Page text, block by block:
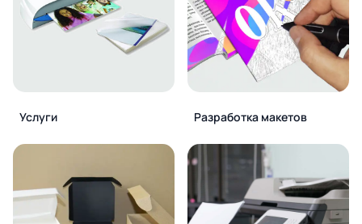
Услуги Разработка макетов